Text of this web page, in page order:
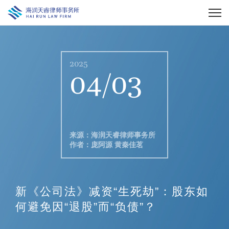
2025
04/03
来源：海润天睿律师事务所
作者：庞阿源 黄秦佳茗
新《公司法》减资“生死劫”：股东如
何避免因“退股”而“负债”？